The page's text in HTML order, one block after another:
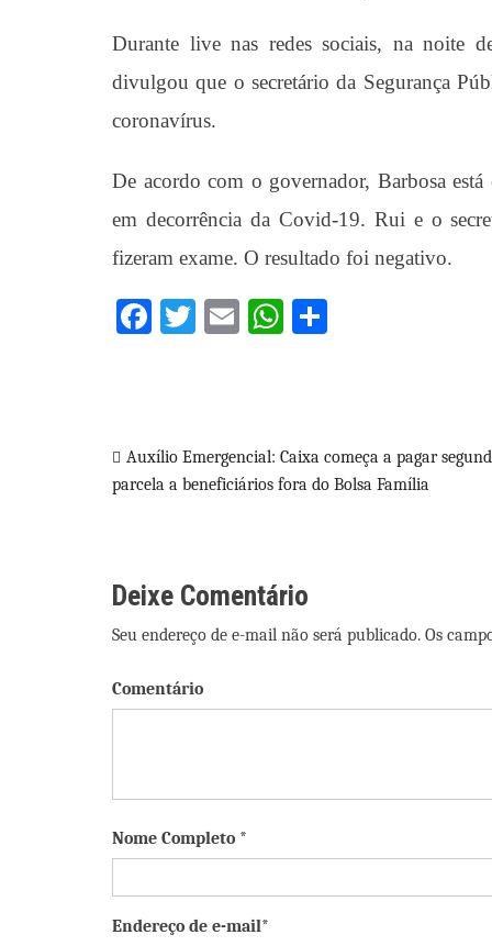
Durante live nas redes sociais, na noite
divulgou que o secretário da Segurança
coronavírus.
De acordo com o governador, Barbosa
em decorrência da Covid-19. Rui e o
fizeram exame. O resultado foi negativo.
Facebook
Twitter
EmailWhatsApp
Navegação
Post
Auxílio Emergencial: Caixa começa a pagar
parcela a beneficiários fora do Bolsa Família
Deixe Comentário
Seu endereço de e-mail não será publicado. Os
Comentário
Nome Completo *
Endereço de e-mail*